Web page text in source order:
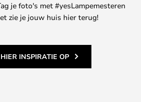
je foto's met #yesLampemesteren
zie je jouw huis hier terug!
INSPIRATIE OP